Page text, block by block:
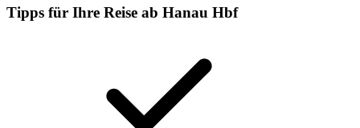
Tipps für Ihre Reise ab Hanau Hbf